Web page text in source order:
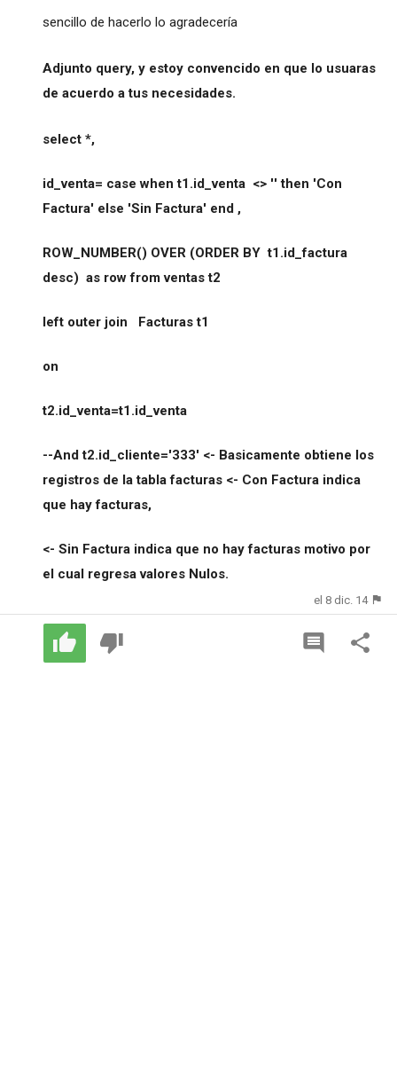
sencillo de hacerlo lo agradecería
Adjunto query, y estoy convencido en que lo usuaras
de acuerdo a tus necesidades.
select *,
id_venta= case when t1.id_venta <> '' then 'Con
Factura' else 'Sin Factura' end ,
ROW_NUMBER() OVER (ORDER BY t1.id_factura
desc) as row from ventas t2
left outer join Facturas t1
on
t2.id_venta=t1.id_venta
--And t2.id_cliente='333' <- Basicamente obtiene los
registros de la tabla facturas <- Con Factura indica
que hay facturas,
<- Sin Factura indica que no hay facturas motivo por
el cual regresa valores Nulos.
el 8 dic. 14